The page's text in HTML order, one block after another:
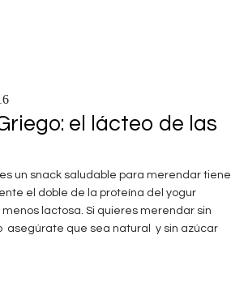
el lácteo de las
un snack saludable para merendar tiene
el doble de la proteína del yogur
lactosa. Si quieres merendar sin
asegúrate que sea natural y sin azúcar